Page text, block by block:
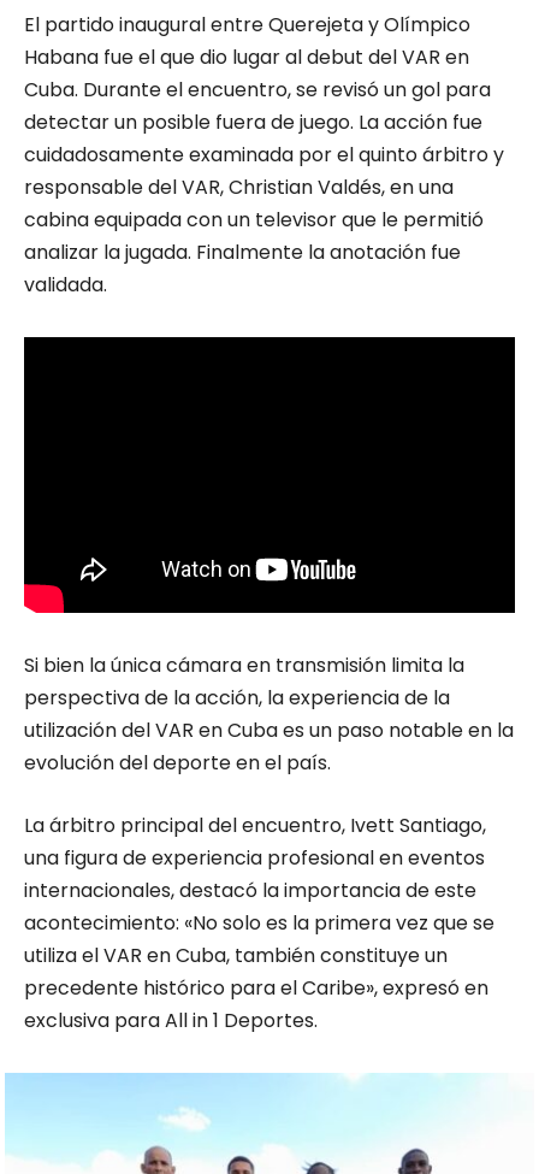
El partido inaugural entre Querejeta y Olímpico
Habana fue el que dio lugar al debut del VAR en
Cuba. Durante el encuentro, se revisó un gol para
detectar un posible fuera de juego. La acción fue
cuidadosamente examinada por el quinto árbitro y
responsable del VAR, Christian Valdés, en una
cabina equipada con un televisor que le permitió
analizar la jugada. Finalmente la anotación fue
validada.
Si bien la única cámara en transmisión limita la
perspectiva de la acción, la experiencia de la
utilización del VAR en Cuba es un paso notable en la
evolución del deporte en el país.
La árbitro principal del encuentro, Ivett Santiago,
una figura de experiencia profesional en eventos
internacionales, destacó la importancia de este
acontecimiento: «No solo es la primera vez que se
utiliza el VAR en Cuba, también constituye un
precedente histórico para el Caribe», expresó en
exclusiva para All in 1 Deportes.